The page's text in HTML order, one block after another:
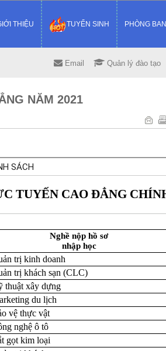
THIỆU TUYỂN SINH PHÒNG BAN
Email Quản lý đào tạo
NĂM 2021